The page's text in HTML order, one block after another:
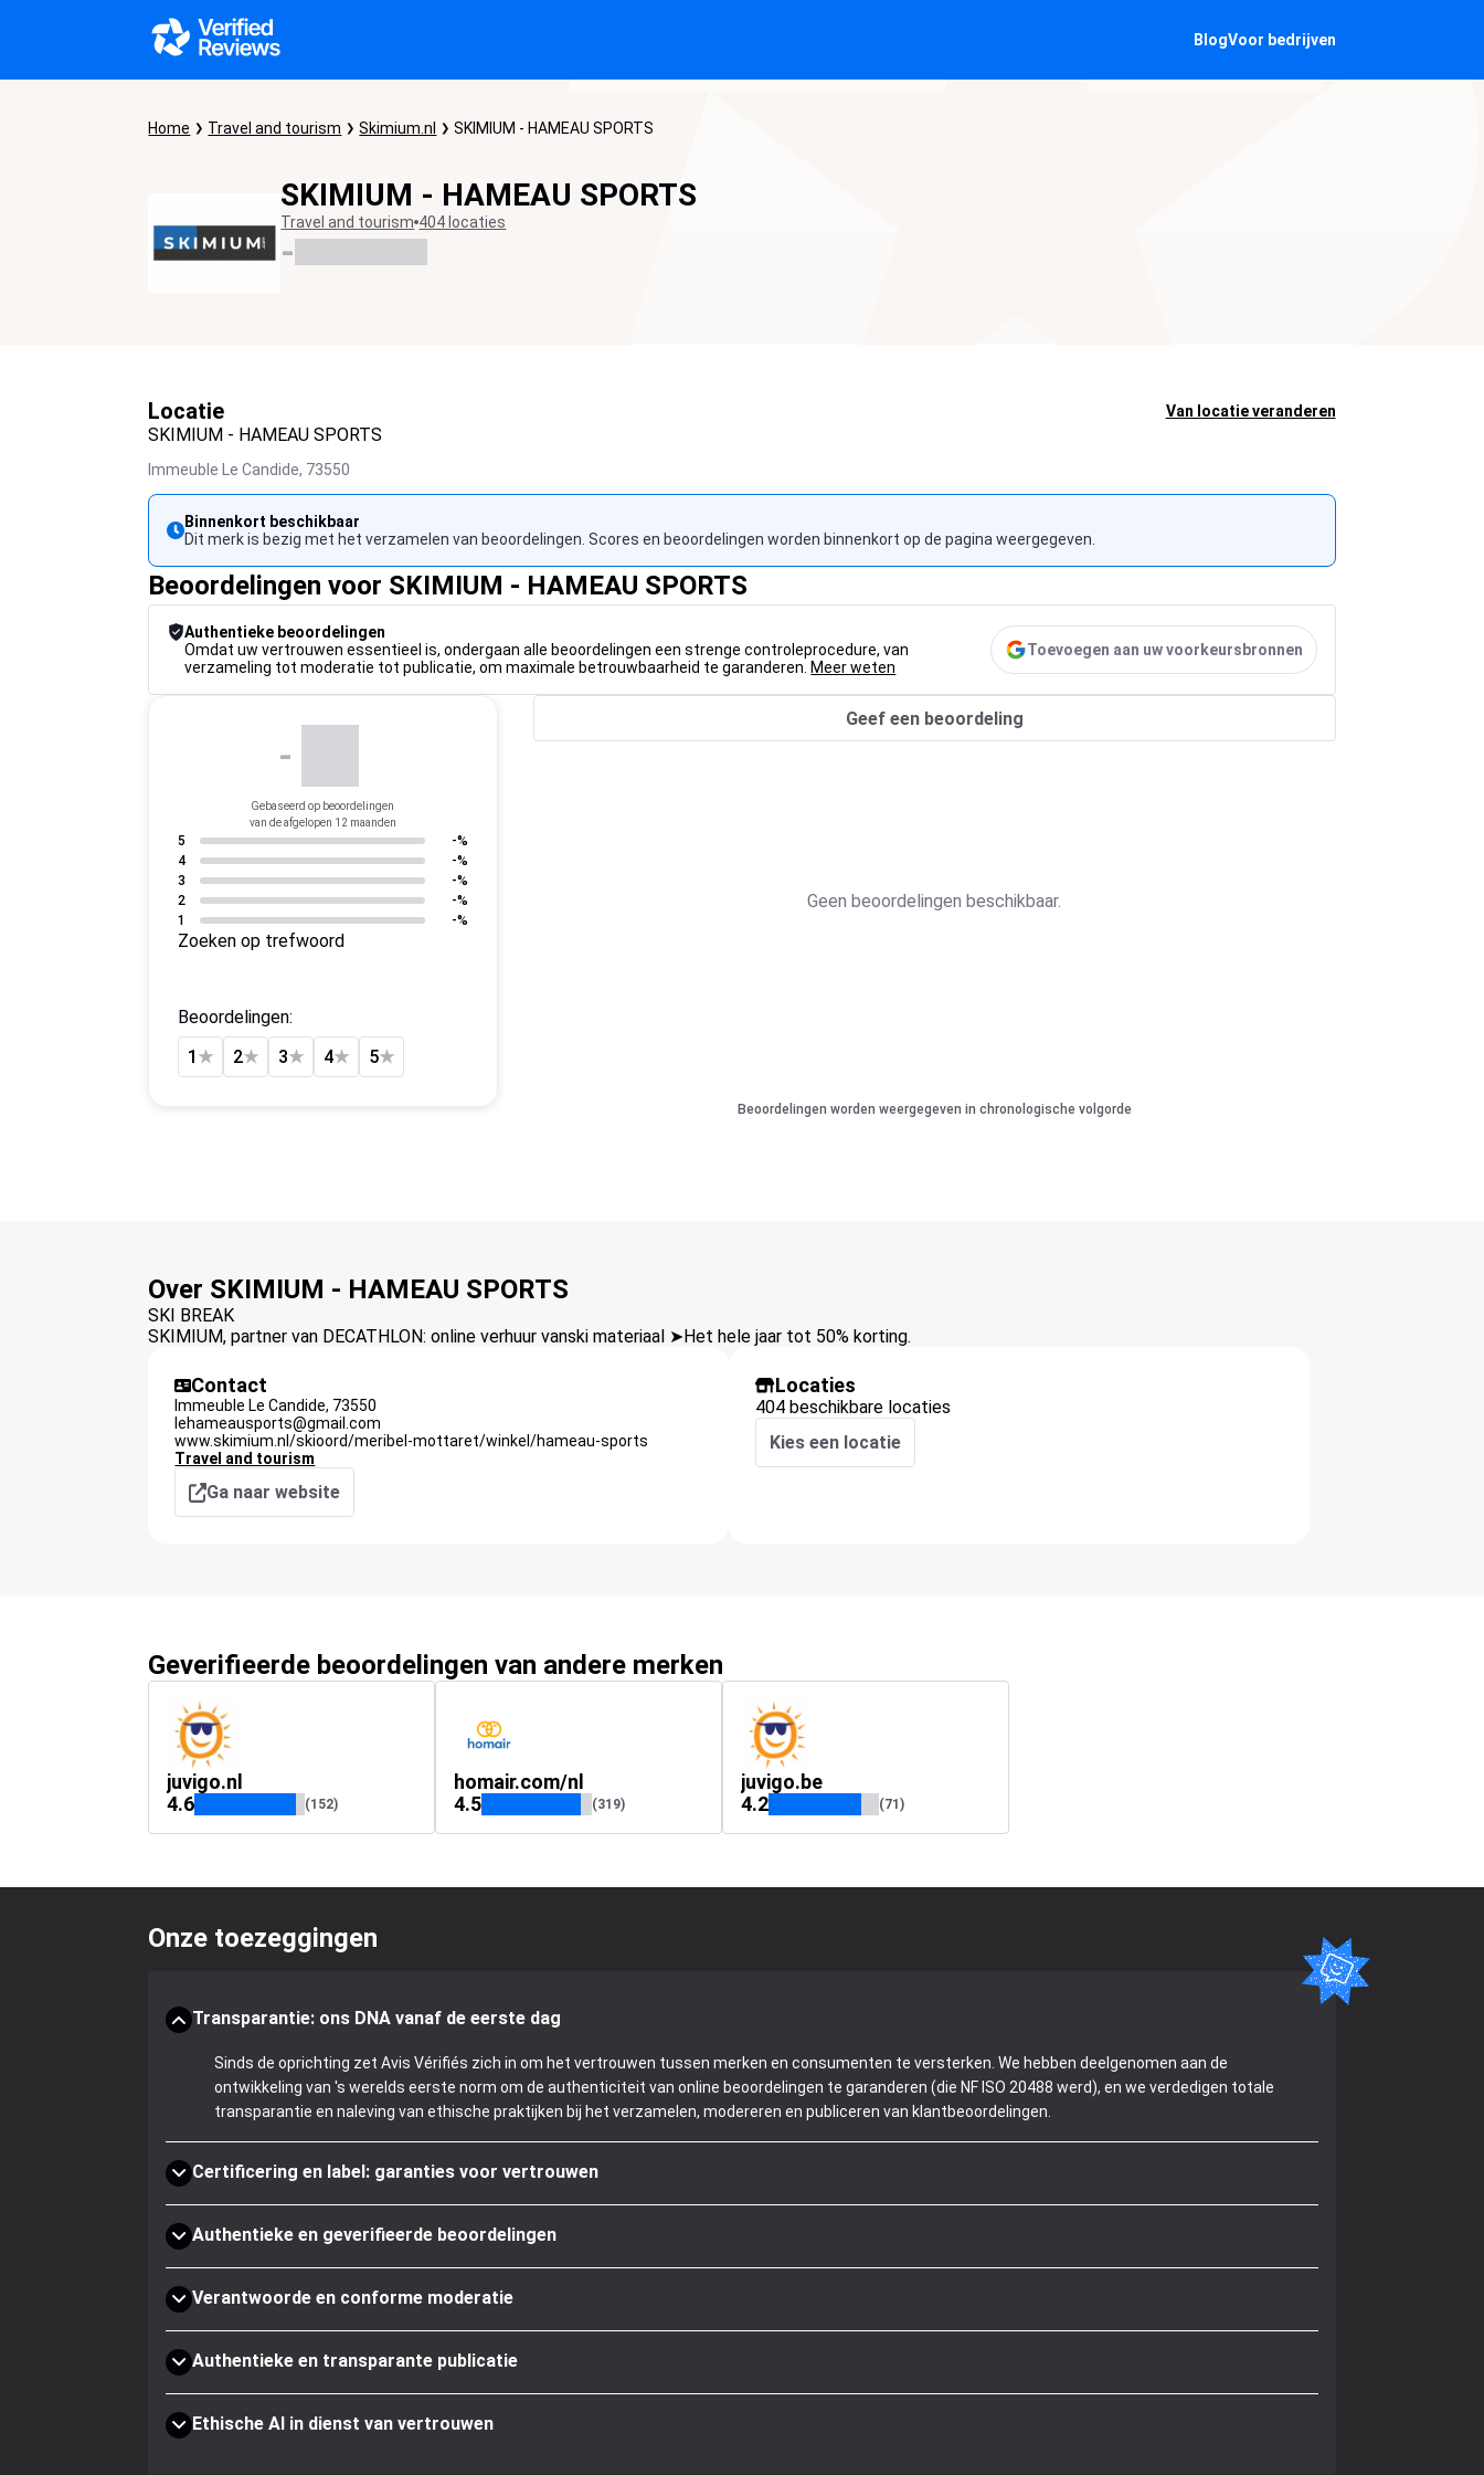
BlogVoor bedrijven
Home Travel and tourism Skimium.nl SKIMIUM - HAMEAU SPORTS
SKIMIUM - HAMEAU SPORTS
Travel and tourism 404 locaties
-
Locatie Van locatie veranderen
SKIMIUM - HAMEAU SPORTS
Immeuble Le Candide, 73550
Binnenkort beschikbaar
Dit merk is bezig met het verzamelen van beoordelingen. Scores en beoordelingen worden binnenkort op de pagina weergegeven.
Beoordelingen voor SKIMIUM - HAMEAU SPORTS
Authentieke beoordelingen
Omdat uw vertrouwen essentieel is, ondergaan alle beoordelingen een strenge controleprocedure, van
verzameling tot moderatie tot publicatie, om maximale betrouwbaarheid te garanderen. Meer weten
Toevoegen aan uw voorkeursbronnen
-
Gebaseerd op beoordelingen
van de afgelopen 12 maanden
5
-%
4
-%
3
-%
2
-%
1
-%
Zoeken op trefwoord
Beoordelingen:
1 ★ 2★ 3★ 4★ 5★
Geef een beoordeling
Geen beoordelingen beschikbaar.
Beoordelingen worden weergegeven in chronologische volgorde
Over SKIMIUM - HAMEAU SPORTS
SKI BREAK
SKIMIUM, partner van DECATHLON: online verhuur vanski materiaal ➤Het hele jaar tot 50% korting.
Contact
Immeuble Le Candide, 73550
lehameausports@gmail.com
www.skimium.nl/skioord/meribel-mottaret/winkel/hameau-sports
Travel and tourism
Ga naar website
Locaties
404 beschikbare locaties
Kies een locatie
Geverifieerde beoordelingen van andere merken
juvigo.nl
4.6
(152)
homair.com/nl
4.5
(319)
juvigo.be
4.2
(71)
Onze toezeggingen
Transparantie: ons DNA vanaf de eerste dag
Sinds de oprichting zet Avis Vérifiés zich in om het vertrouwen tussen merken en consumenten te versterken. We hebben deelgenomen aan de
ontwikkeling van 's werelds eerste norm om de authenticiteit van online beoordelingen te garanderen (die NF ISO 20488 werd), en we verdedigen totale
transparantie en naleving van ethische praktijken bij het verzamelen, modereren en publiceren van klantbeoordelingen.
Certificering en label: garanties voor vertrouwen
Authentieke en geverifieerde beoordelingen
Verantwoorde en conforme moderatie
Authentieke en transparante publicatie
Ethische AI in dienst van vertrouwen